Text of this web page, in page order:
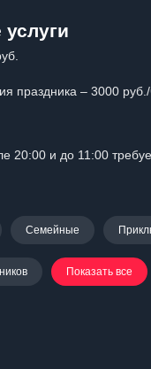
праздника – 3000 руб./
20:00 и до 11:00
Семейные
Показать все